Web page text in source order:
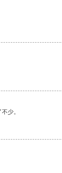
少。